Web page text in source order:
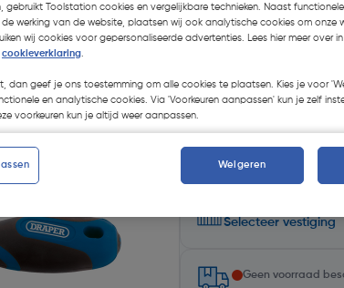
€ 1,36| Excl. btw €
Kies productvariant(9)
Selecteer winkel -
Selecteer vestiging
Geen voorraad
gebruikt Toolstation cookies en vergelijkbare technieken. Naast
werking van de website, plaatsen wij ook analytische cookies om onze
wij cookies voor gepersonaliseerde advertenties. Lees hier meer over
cookieverklaring.
dan geef je ons toestemming om alle cookies te plaatsen. Kies je voor
en analytische cookies. Via 'Voorkeuren aanpassen' kun je zelf
voorkeuren kun je altijd weer aanpassen.
Weigeren